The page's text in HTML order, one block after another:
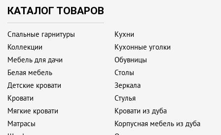
КАТАЛОГ ТОВАРОВ
Спальные гарнитуры
Коллекции
Мебель для дачи
Белая мебель
Детские кровати
Кровати
Мягкие кровати
Матрасы
Кухни
Кухонные уголки
Обувницы
Столы
Зеркала
Стулья
Кровати из дуба
Корпусная мебель из дуба